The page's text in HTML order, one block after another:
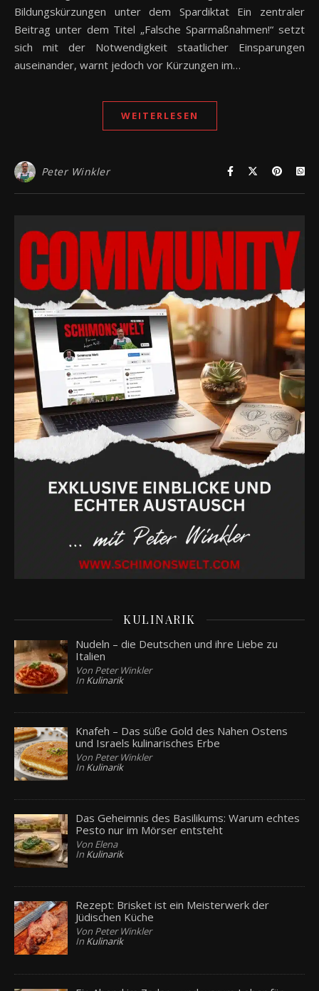
Bildungskürzungen unter dem Spardiktat Ein zentraler
Beitrag unter dem Titel „Falsche Sparmaßnahmen!“ setzt
sich mit der Notwendigkeit staatlicher Einsparungen
auseinander, warnt jedoch vor Kürzungen im…
WEITERLESEN
Peter Winkler
KULINARIK
Nudeln – die Deutschen und ihre Liebe zu
Italien
Von Peter Winkler
In Kulinarik
Knafeh – Das süße Gold des Nahen Ostens
und Israels kulinarisches Erbe
Von Peter Winkler
In Kulinarik
Das Geheimnis des Basilikums: Warum echtes
Pesto nur im Mörser entsteht
Von Elena
In Kulinarik
Rezept: Brisket ist ein Meisterwerk der
Jüdischen Küche
Von Peter Winkler
In Kulinarik